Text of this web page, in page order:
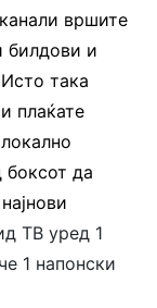
вршите
билдови и
така
плаќате
боксот да
ТВ уред 1
1 напонски